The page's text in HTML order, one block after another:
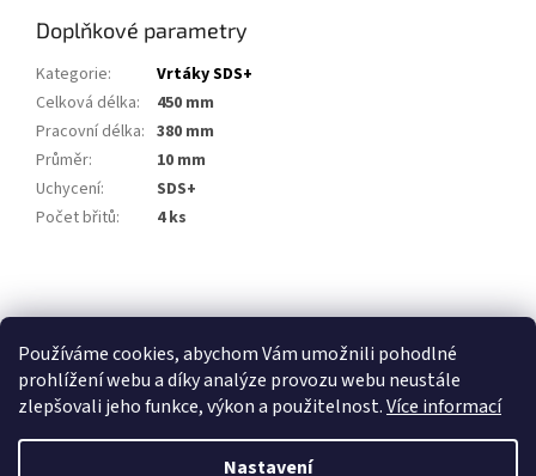
Používáme cookies, abychom Vám umožnili pohodlné
prohlížení webu a díky analýze provozu webu neustále
zlepšovali jeho funkce, výkon a použitelnost.Více informací
Nastavení
Doplňkové parametry
Kategorie:
Vrtáky SDS+
Celková délka:
450 mm
Pracovní délka: 380 mm
Průměr:
10 mm
Uchycení:
SDS+
Počet břitů: 4 ks
á